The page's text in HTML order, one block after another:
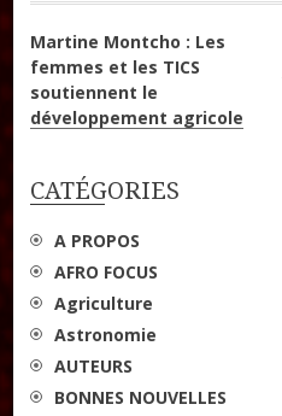
Navigation
de
l’article
Martine Montcho : Les
femmes et les TICS
soutiennent le
développement agricole
CATÉGORIES
A PROPOS
AFRO FOCUS
Agriculture
Astronomie
AUTEURS
BONNES NOUVELLES